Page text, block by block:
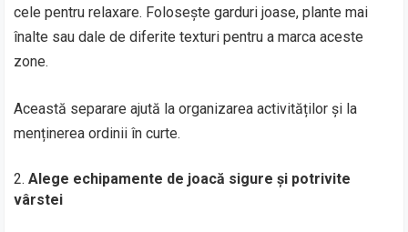
cele pentru relaxare. Folosește garduri joase, plante mai
înalte sau dale de diferite texturi pentru a marca aceste
zone.
Această separare ajută la organizarea activităților și la
menținerea ordinii în curte.
Alege echipamente de joacă sigure și potrivite
vârstei